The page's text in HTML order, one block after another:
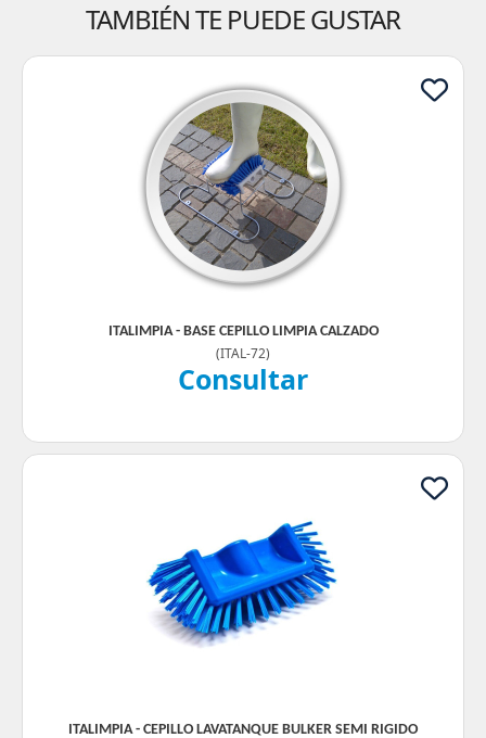
TAMBIÉN TE PUEDE GUSTAR
ITALIMPIA - BASE CEPILLO LIMPIA CALZADO
(ITAL-72)
Consultar
ITALIMPIA - CEPILLO LAVATANQUE BULKER SEMI RIGIDO